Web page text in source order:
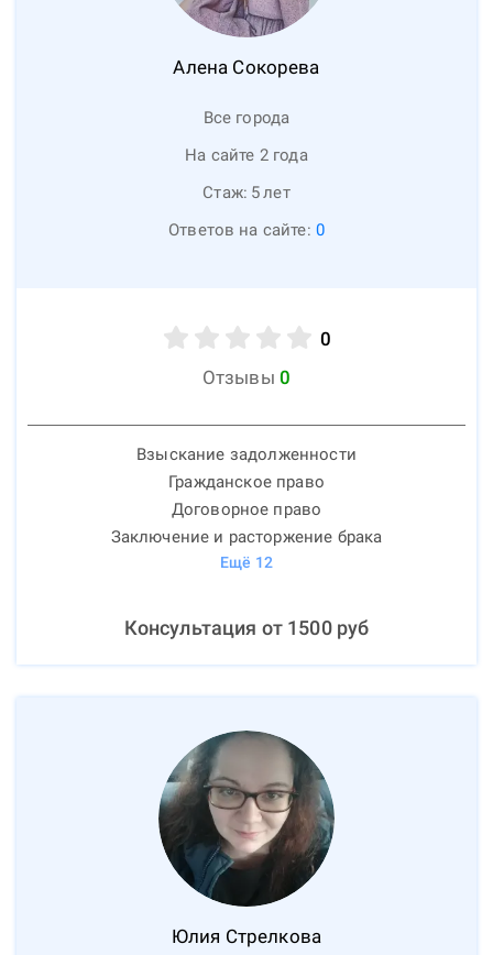
Алена Сокорева
Все города
На сайте 2 года
Стаж: 5лет
Ответов на сайте: 0
0
Отзывы 0
Взыскание задолженности
Гражданское право
Договорное право
Заключение и расторжение брака
Ещё 12
Консультация от 1500руб
Юлия Стрелкова